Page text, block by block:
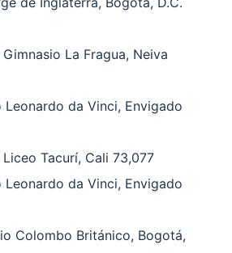
La Fragua, Neiva
Leonardo da Vinci, Envigado
Tacurí, Cali 73,077
Leonardo da Vinci, Envigado
Colombo Británico, Bogotá,